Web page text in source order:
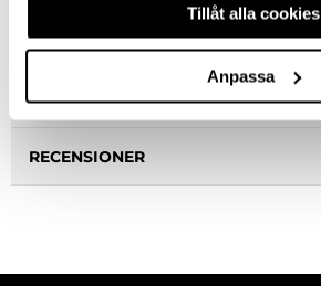
Tillåt alla cookies
Anpassa
SPECIFIKATION
FRÅGA OM PRODUKT
RECENSIONER